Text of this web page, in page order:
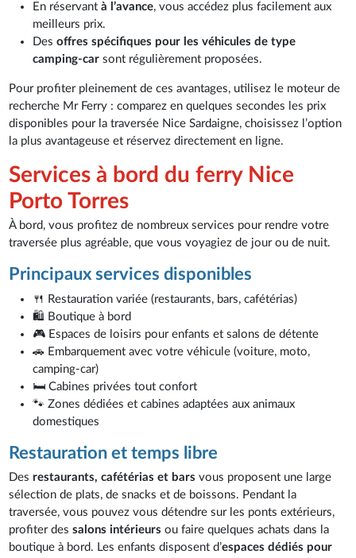
En réservantà l’avance, vous accédez plus facilement aux
meilleurs prix.
Desoffres spécifiques pour les véhicules de type
camping-car sont régulièrement proposées.
Pour profiter pleinement de ces avantages, utilisez le moteur de
recherche Mr Ferry : comparez en quelques secondes les prix
disponibles pour la traversée Nice Sardaigne, choisissez l’option
la plus avantageuse et réservez directement en ligne.
Services à bord du ferry Nice
Porto Torres
À bord, vous profitez de nombreux services pour rendre votre
traversée plus agréable, que vous voyagiez de jour ou de nuit.
Principaux services disponibles
🍴 Restauration variée (restaurants, bars, cafétérias)
🛍️ Boutique à bord
🎮 Espaces de loisirs pour enfants et salons de détente
🚗 Embarquement avec votre véhicule (voiture, moto,
camping-car)
🛏️ Cabines privées tout confort
🐾 Zones dédiées et cabines adaptées aux animaux
domestiques
Restauration et temps libre
Des restaurants, cafétérias et bars vous proposent une large
sélection de plats, de snacks et de boissons. Pendant la
traversée, vous pouvez vous détendre sur les ponts extérieurs,
profiter dessalons intérieurs ou faire quelques achats dans la
boutique à bord. Les enfants disposent d’espaces dédiés pour